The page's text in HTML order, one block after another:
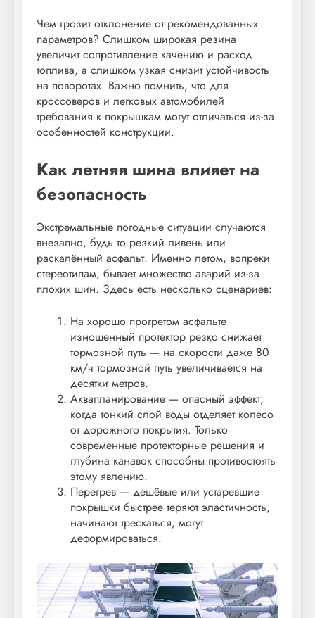
Чем грозит отклонение от рекомендованных
параметров? Слишком широкая резина
увеличит сопротивление качению и расход
топлива, а слишком узкая снизит устойчивость
на поворотах. Важно помнить, что для
кроссоверов и легковых автомобилей
требования к покрышкам могут отличаться из-за
особенностей конструкции.
Как летняя шина влияет на
безопасность
Экстремальные погодные ситуации случаются
внезапно, будь то резкий ливень или
раскалённый асфальт. Именно летом, вопреки
стереотипам, бывает множество аварий из-за
плохих шин. Здесь есть несколько сценариев:
На хорошо прогретом асфальте
изношенный протектор резко снижает
тормозной путь — на скорости даже 80
км/ч тормозной путь увеличивается на
десятки метров.
Аквапланирование — опасный эффект,
когда тонкий слой воды отделяет колесо
от дорожного покрытия. Только
современные протекторные решения и
глубина канавок способны противостоять
этому явлению.
Перегрев — дешёвые или устаревшие
покрышки быстрее теряют эластичность,
начинают трескаться, могут
деформироваться.